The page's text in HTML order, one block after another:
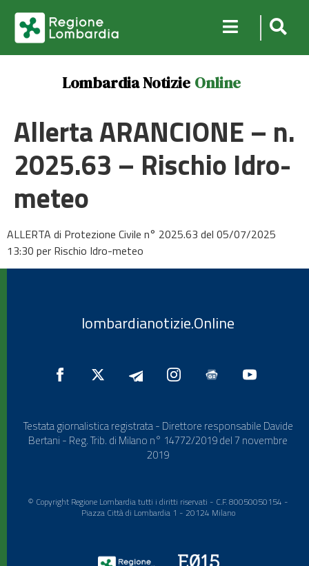
Lombardia Notizie Online
Allerta ARANCIONE – n.
2025.63 – Rischio Idro-
meteo
ALLERTA di Protezione Civile n° 2025.63 del 05/07/2025
13:30 per Rischio Idro-meteo
lombardianotizie.Online
Testata giornalistica registrata - Direttore responsabile Davide
Bertani - Reg. Trib. di Milano n° 14772/2019 del 7 novembre
2019
© Copyright Regione Lombardia tutti i diritti riservati - C.F. 80050050154 -
Piazza Città di Lombardia 1 - 20124 Milano